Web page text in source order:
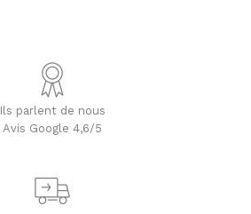
Ils parlent de nous
Avis Google 4,6/5